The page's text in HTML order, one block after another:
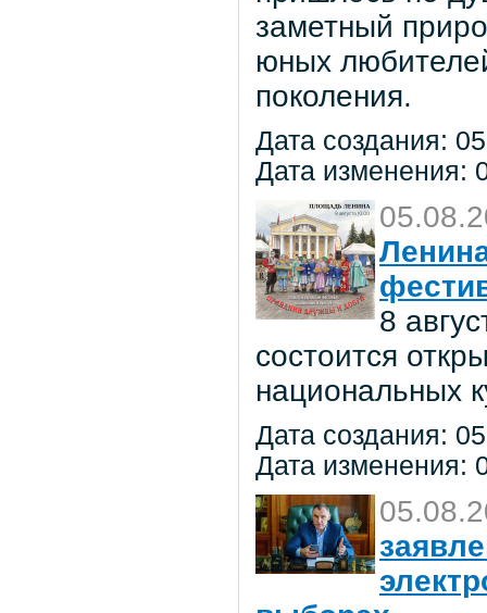
заметный
юных
поколения.
Дата создания:
Дата изменения:
8
состоится
национальных
Дата создания:
Дата изменения: